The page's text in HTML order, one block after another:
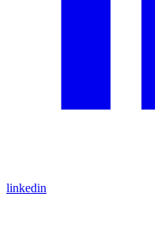
linkedin